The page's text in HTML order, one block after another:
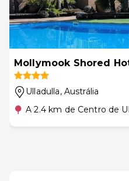
Mollymook Shored
Ulladulla, Austrália
A 2.4 km de Centro de